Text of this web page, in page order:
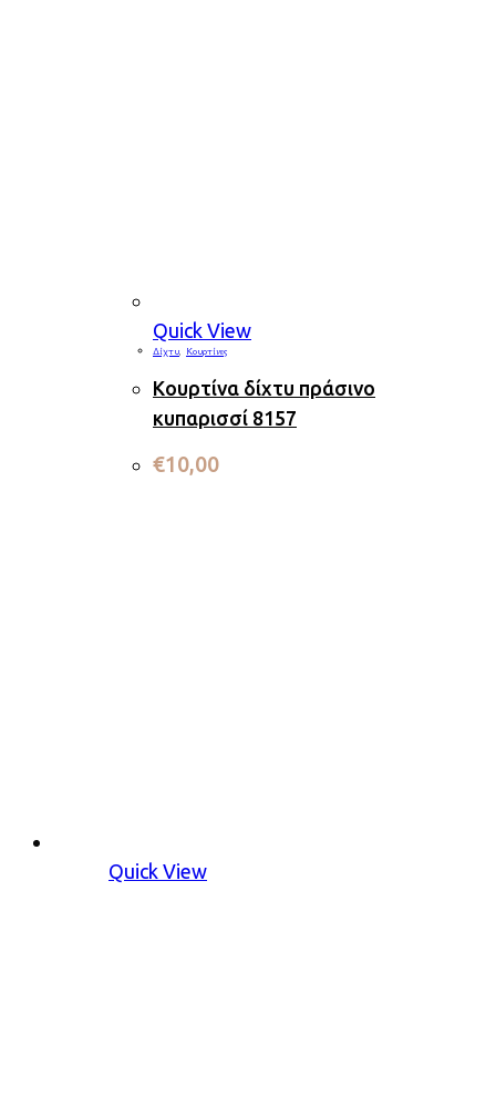
Quick View
Δίχτυ, Κουρτίνες
Κουρτίνα δίχτυ πράσινο
κυπαρισσί 8157
€10,00
Quick View